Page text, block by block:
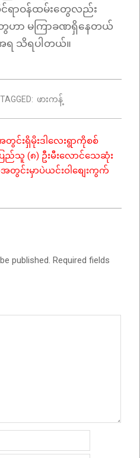
ဆိုင်ရာဝန်ထမ်းတွေလည်း
ေဟာ မကြာခဏရှိနေတယ်
သိရပါတယ်။
TAGGED: ဖားကန့်
င်းရှိမိုးဒါလေးရွာကိုစစ်
သူ (၈) ဦးမီးလောင်သေဆုံး
တွင်းမှာပဲယင်းဝါစျေးကွက်
published. Required fields